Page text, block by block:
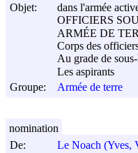
Objet:
dans l'armée
OFFICIERS
ARMÉE DE
Corps des
Au grade de
Les aspirants
Groupe:
Armée de terre
De:
Le Noach (Yves,
nomination